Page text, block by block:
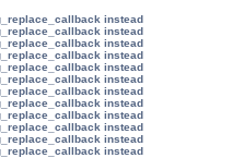
instead
instead
instead
instead
instead
instead
instead
instead
instead
instead
instead
instead